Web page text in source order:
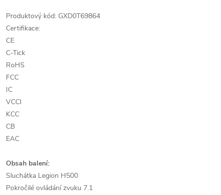
Produktový kód: GXD0T69864
Certifikace:
CE
C-Tick
RoHS
FCC
IC
VCCI
KCC
CB
EAC
Obsah balení:
Sluchátka Legion H500
Pokročilé ovládání zvuku 7.1